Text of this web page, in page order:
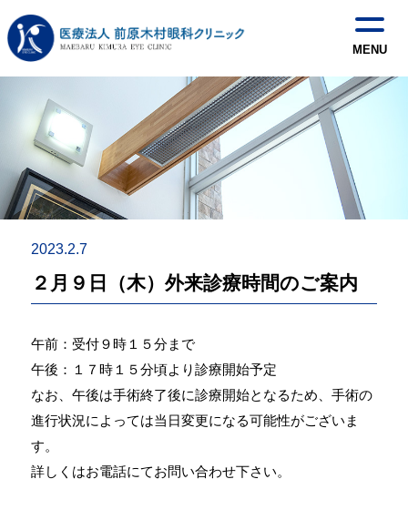
2023.2.7
２月９日（木）外来診療時間のご案内
午前：受付９時１５分まで
午後：１７時１５分頃より診療開始予定
なお、午後は手術終了後に診療開始となるため、手術の
進行状況によっては当日変更になる可能性がございま
す。
詳しくはお電話にてお問い合わせ下さい。